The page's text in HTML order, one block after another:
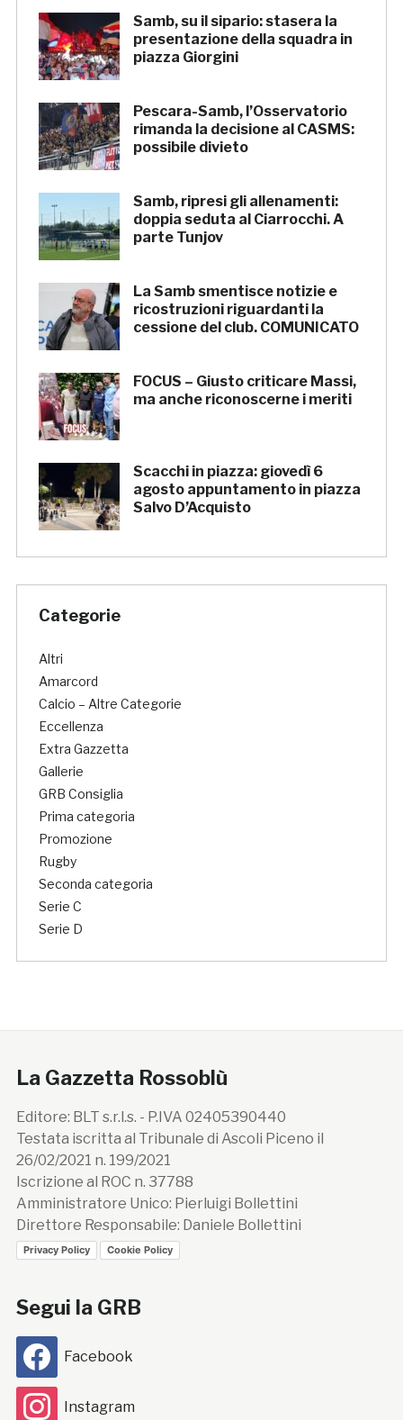
Samb, su il sipario: stasera la
presentazione della squadra in
piazza Giorgini
Pescara-Samb, l’Osservatorio
rimanda la decisione al CASMS:
possibile divieto
Samb, ripresi gli allenamenti:
doppia seduta al Ciarrocchi. A
parte Tunjov
La Samb smentisce notizie e
ricostruzioni riguardanti la
cessione del club. COMUNICATO
FOCUS – Giusto criticare Massi,
ma anche riconoscerne i meriti
Scacchi in piazza: giovedì 6
agosto appuntamento in piazza
Salvo D’Acquisto
Categorie
Altri
Amarcord
Calcio – Altre Categorie
Eccellenza
Extra Gazzetta
Gallerie
GRB Consiglia
Prima categoria
Promozione
Rugby
Seconda categoria
Serie C
Serie D
La Gazzetta Rossoblù
Editore: BLT s.r.l.s. - P.IVA 02405390440
Testata iscritta al Tribunale di Ascoli Piceno il
26/02/2021 n. 199/2021
Iscrizione al ROC n. 37788
Amministratore Unico: Pierluigi Bollettini
Direttore Responsabile: Daniele Bollettini
Privacy Policy Cookie Policy
Segui la GRB
Facebook
Instagram